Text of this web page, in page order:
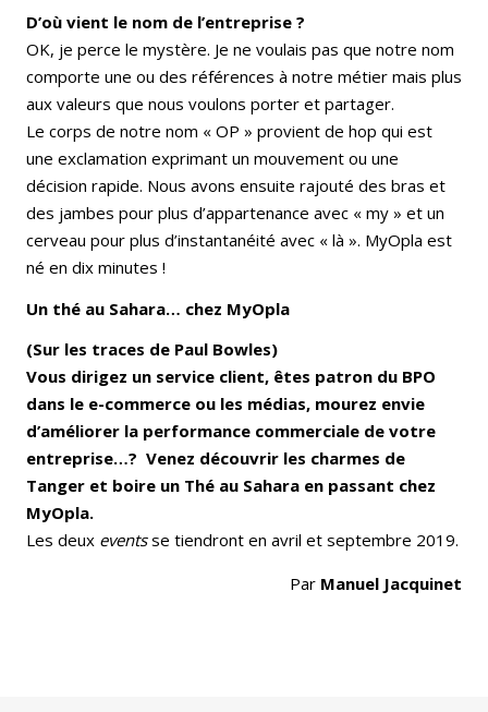
D’où vient le nom de l’entreprise ?
OK, je perce le mystère. Je ne voulais pas que notre nom
comporte une ou des références à notre métier mais plus
aux valeurs que nous voulons porter et partager.
Le corps de notre nom « OP » provient de hop qui est
une exclamation exprimant un mouvement ou une
décision rapide. Nous avons ensuite rajouté des bras et
des jambes pour plus d’appartenance avec « my » et un
cerveau pour plus d’instantanéité avec « là ». MyOpla est
né en dix minutes !
Un thé au Sahara… chez MyOpla
(Sur les traces de Paul Bowles)
Vous dirigez un service client, êtes patron du BPO
dans le e-commerce ou les médias, mourez envie
d’améliorer la performance commerciale de votre
entreprise…? Venez découvrir les charmes de
Tanger et boire un Thé au Sahara en passant chez
MyOpla.
Les deux eventsse tiendront en avril et septembre 2019.
Par Manuel Jacquinet